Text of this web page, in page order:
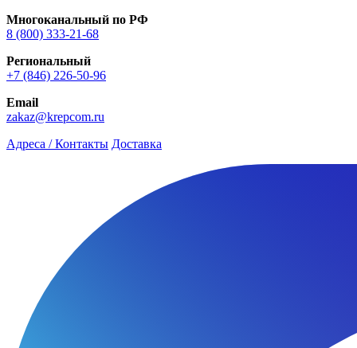
Многоканальный по РФ
8 (800) 333‑21-68
Региональный
+7 (846) 226-50-96
Email
zakaz@krepcom.ru
Адреса / Контакты Доставка